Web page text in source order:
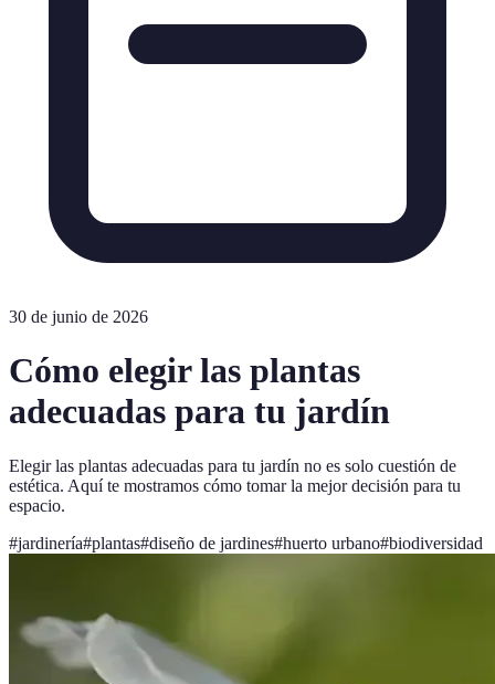
30 de junio de 2026
Cómo elegir las plantas
adecuadas para tu jardín
Elegir las plantas adecuadas para tu jardín no es solo cuestión de
estética. Aquí te mostramos cómo tomar la mejor decisión para tu
espacio.
#jardinería#plantas#diseño de jardines#huerto urbano#biodiversidad